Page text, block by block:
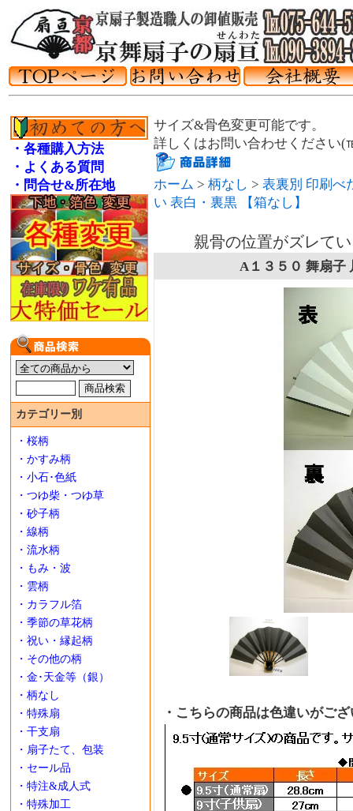
・各種購入方法
・よくある質問
・問合せ&所在地
カテゴリー別
・桜柄
・かすみ柄
・小石･色紙
・つゆ柴・つゆ草
・砂子柄
・線柄
・流水柄
・もみ・波
・雲柄
・カラフル箔
・季節の草花柄
・祝い・縁起柄
・その他の柄
・金･天金等（銀）
・柄なし
・特殊扇
・干支扇
・扇子たて、包装
・セール品
・特注&成人式
・特殊加工
サイズ&骨色変更可能です。
詳しくはお問い合わせください
ホーム > 柄なし > 表裏別 印刷べ
い 表白・裏黒 【箱なし】
親骨の位置がズレて
A１３５０ 舞扇子
・こちらの商品は色違いがご